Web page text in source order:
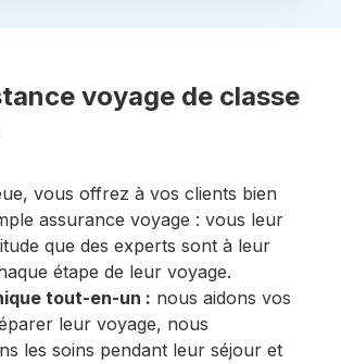
voyage de classe
vous offrez à vos clients bien
assurance voyage : vous leur
que des experts sont à leur
étape de leur voyage.
tout-en-un : nous aidons vos
leur voyage, nous
les soins pendant leur séjour et